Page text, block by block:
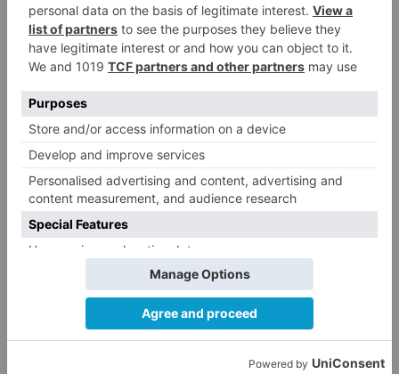
Nada que reprochar a un EQUIPAZO que nos ha
hecho soñar e ilusionarnos de nuevo, que nos
ha recordado lo que es el Burgos CF y de lo que
está hecho: de una mezcla de pasión, resiliencia
y amor por unos colores que, aunque no sea
hoy, a buen seguro nos van a volver a llevar a
donde nos merecemos. A la Primera División.
Clasificacion Segunda División LaLiga